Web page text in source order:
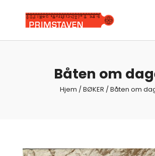
search
Båten om
Hjem /BØKER / Båten om